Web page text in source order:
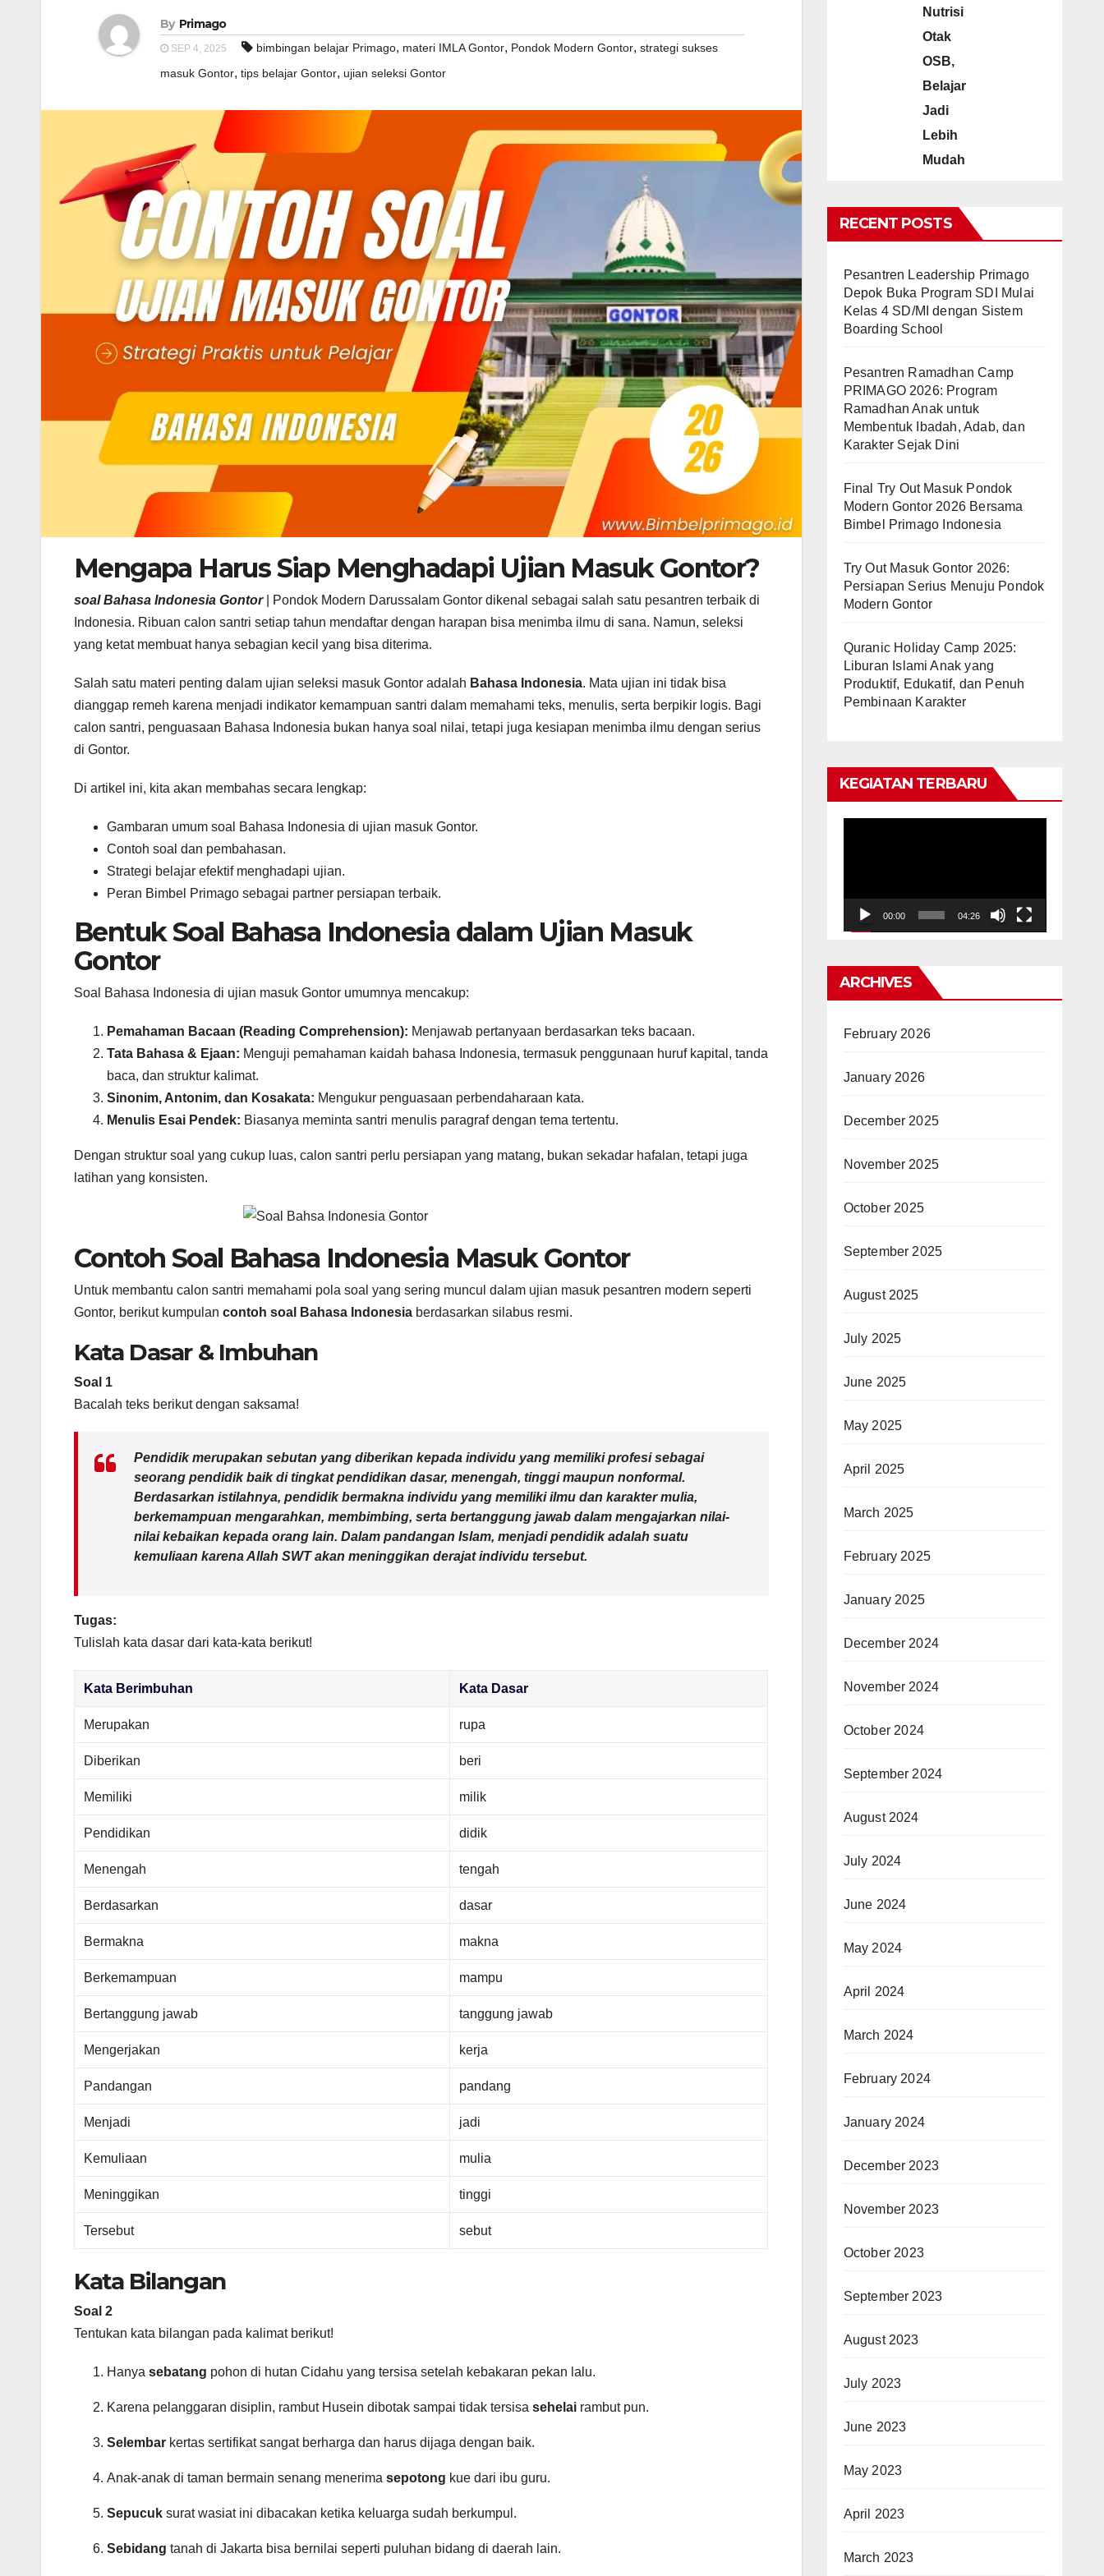
By Primago
SEP 4, 2025 bimbingan belajar Primago, materi IMLA Gontor, Pondok Modern Gontor, strategi sukses
masuk Gontor, tips belajar Gontor, ujian seleksi Gontor
Mengapa Harus Siap Menghadapi Ujian Masuk Gontor?
soal Bahasa Indonesia Gontor
| Pondok Modern Darussalam Gontor dikenal sebagai salah satu pesantren terbaik di
Indonesia. Ribuan calon santri setiap tahun mendaftar dengan harapan bisa menimba ilmu di sana. Namun, seleksi
yang ketat membuat hanya sebagian kecil yang bisa diterima.
Salah satu materi penting dalam ujian seleksi masuk Gontor adalah Bahasa Indonesia. Mata ujian ini tidak bisa
dianggap remeh karena menjadi indikator kemampuan santri dalam memahami teks, menulis, serta berpikir logis. Bagi
calon santri, penguasaan Bahasa Indonesia bukan hanya soal nilai, tetapi juga kesiapan menimba ilmu dengan serius
di Gontor.
Di artikel ini, kita akan membahas secara lengkap:
Gambaran umum soal Bahasa Indonesia di ujian masuk Gontor.
Contoh soal dan pembahasan.
Strategi belajar efektif menghadapi ujian.
Peran Bimbel Primago sebagai partner persiapan terbaik.
Bentuk Soal Bahasa Indonesia dalam Ujian Masuk
Gontor
Soal Bahasa Indonesia di ujian masuk Gontor umumnya mencakup:
Pemahaman Bacaan (Reading Comprehension): Menjawab pertanyaan berdasarkan teks bacaan.
Tata Bahasa & Ejaan: Menguji pemahaman kaidah bahasa Indonesia, termasuk penggunaan huruf kapital, tanda
baca, dan struktur kalimat.
Sinonim, Antonim, dan Kosakata: Mengukur penguasaan perbendaharaan kata.
Menulis Esai Pendek: Biasanya meminta santri menulis paragraf dengan tema tertentu.
Dengan struktur soal yang cukup luas, calon santri perlu persiapan yang matang, bukan sekadar hafalan, tetapi juga
latihan yang konsisten.
Contoh Soal Bahasa Indonesia Masuk Gontor
Untuk membantu calon santri memahami pola soal yang sering muncul dalam ujian masuk pesantren modern seperti
Gontor, berikut kumpulan contoh soal Bahasa Indonesia berdasarkan silabus resmi.
Kata Dasar & Imbuhan
Soal 1
Bacalah teks berikut dengan saksama!
Pendidik merupakan sebutan yang diberikan kepada individu yang memiliki profesi sebagai
seorang pendidik baik di tingkat pendidikan dasar, menengah, tinggi maupun nonformal.
Berdasarkan istilahnya, pendidik bermakna individu yang memiliki ilmu dan karakter mulia,
berkemampuan mengarahkan, membimbing, serta bertanggung jawab dalam mengajarkan nilai-
nilai kebaikan kepada orang lain. Dalam pandangan Islam, menjadi pendidik adalah suatu
kemuliaan karena Allah SWT akan meninggikan derajat individu tersebut.
Tugas:
Tulislah kata dasar dari kata-kata berikut!
Kata Berimbuhan Kata Dasar
Merupakan rupa
Diberikan beri
Memiliki milik
Pendidikan didik
Menengah tengah
Berdasarkan dasar
Bermakna makna
Berkemampuan mampu
Bertanggung jawab tanggung jawab
Mengerjakan kerja
Pandangan pandang
Menjadi jadi
Kemuliaan mulia
Meninggikan tinggi
Tersebut sebut
Kata Bilangan
Soal 2
Tentukan kata bilangan pada kalimat berikut!
Hanya sebatang pohon di hutan Cidahu yang tersisa setelah kebakaran pekan lalu.
Karena pelanggaran disiplin, rambut Husein dibotak sampai tidak tersisa sehelai rambut pun.
Selembar kertas sertifikat sangat berharga dan harus dijaga dengan baik.
Anak-anak di taman bermain senang menerima sepotong kue dari ibu guru.
Sepucuk surat wasiat ini dibacakan ketika keluarga sudah berkumpul.
Sebidang tanah di Jakarta bisa bernilai seperti puluhan bidang di daerah lain.
Nutrisi
Otak
OSB,
Belajar
Jadi
Lebih
Mudah
RECENT POSTS
Pesantren Leadership Primago
Depok Buka Program SDI Mulai
Kelas 4 SD/MI dengan Sistem
Boarding School
Pesantren Ramadhan Camp
PRIMAGO 2026: Program
Ramadhan Anak untuk
Membentuk Ibadah, Adab, dan
Karakter Sejak Dini
Final Try Out Masuk Pondok
Modern Gontor 2026 Bersama
Bimbel Primago Indonesia
Try Out Masuk Gontor 2026:
Persiapan Serius Menuju Pondok
Modern Gontor
Quranic Holiday Camp 2025:
Liburan Islami Anak yang
Produktif, Edukatif, dan Penuh
Pembinaan Karakter
KEGIATAN TERBARU
00:00 04:26
ARCHIVES
February 2026
January 2026
December 2025
November 2025
October 2025
September 2025
August 2025
July 2025
June 2025
May 2025
April 2025
March 2025
February 2025
January 2025
December 2024
November 2024
October 2024
September 2024
August 2024
July 2024
June 2024
May 2024
April 2024
March 2024
February 2024
January 2024
December 2023
November 2023
October 2023
September 2023
August 2023
July 2023
June 2023
May 2023
April 2023
March 2023